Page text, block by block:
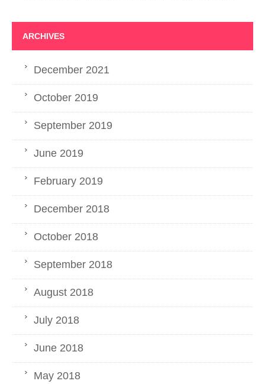
ARCHIVES
December 2021
October 2019
September 2019
June 2019
February 2019
December 2018
October 2018
September 2018
August 2018
July 2018
June 2018
May 2018